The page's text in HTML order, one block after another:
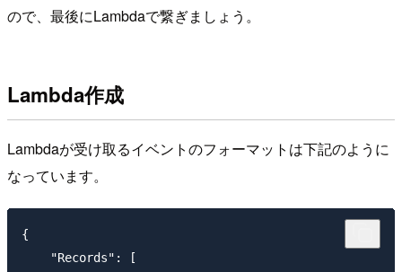
ので、最後にLambdaで繋ぎましょう。
Lambda作成
Lambdaが受け取るイベントのフォーマットは下記のように
なっています。
{
    "Records": [